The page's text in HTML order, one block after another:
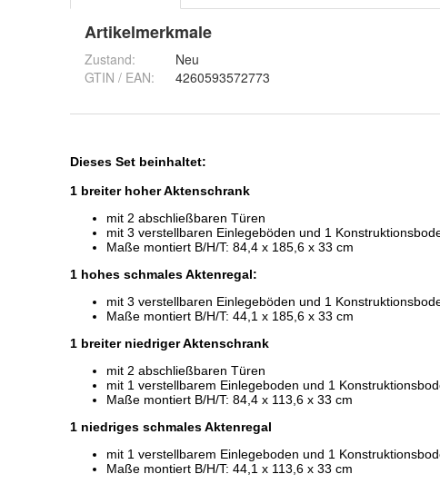
Artikelmerkmale
Zustand:
Neu
GTIN / EAN:
4260593572773